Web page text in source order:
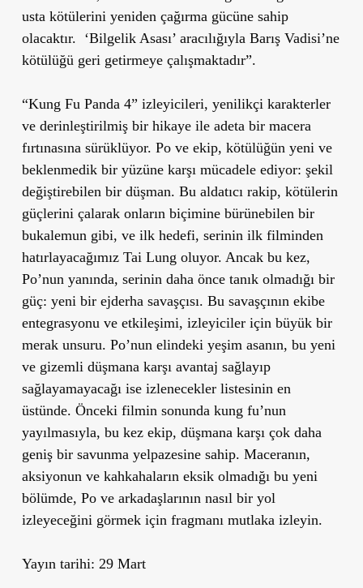
usta kötülerini yeniden çağırma gücüne sahip
olacaktır. ‘Bilgelik Asası’ aracılığıyla Barış Vadisi’ne
kötülüğü geri getirmeye çalışmaktadır”.
“Kung Fu Panda 4” izleyicileri, yenilikçi karakterler
ve derinleştirilmiş bir hikaye ile adeta bir macera
fırtınasına sürüklüyor. Po ve ekip, kötülüğün yeni ve
beklenmedik bir yüzüne karşı mücadele ediyor: şekil
değiştirebilen bir düşman. Bu aldatıcı rakip, kötülerin
güçlerini çalarak onların biçimine bürünebilen bir
bukalemun gibi, ve ilk hedefi, serinin ilk filminden
hatırlayacağımız Tai Lung oluyor. Ancak bu kez,
Po’nun yanında, serinin daha önce tanık olmadığı bir
güç: yeni bir ejderha savaşçısı. Bu savaşçının ekibe
entegrasyonu ve etkileşimi, izleyiciler için büyük bir
merak unsuru. Po’nun elindeki yeşim asanın, bu yeni
ve gizemli düşmana karşı avantaj sağlayıp
sağlayamayacağı ise izlenecekler listesinin en
üstünde. Önceki filmin sonunda kung fu’nun
yayılmasıyla, bu kez ekip, düşmana karşı çok daha
geniş bir savunma yelpazesine sahip. Maceranın,
aksiyonun ve kahkahaların eksik olmadığı bu yeni
bölümde, Po ve arkadaşlarının nasıl bir yol
izleyeceğini görmek için fragmanı mutlaka izleyin.
Yayın tarihi: 29 Mart